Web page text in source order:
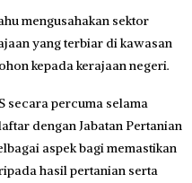
mengusahakan sektor
yang terbiar di kawasan
kepada kerajaan negeri.
secara percuma selama
dengan Jabatan Pertanian
aspek bagi memastikan
hasil pertanian serta